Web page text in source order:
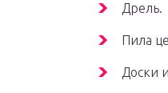
Дрель.
Пила
Доски